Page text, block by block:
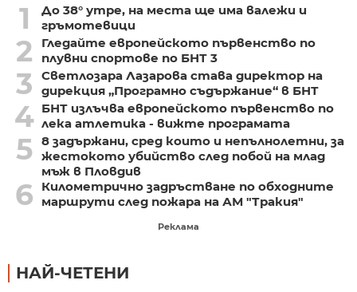
1
До 38° утре, на места ще има валежи и
гръмотевици
2
Гледайте европейското първенство по
плувни спортове по БНТ 3
3
Светлозара Лазарова става директор на
дирекция „Програмно съдържание“ в БНТ
4 БНТ излъчва европейското първенство по
лека атлетика - вижте програмата
5 8 задържани, сред които и непълнолетни, за
жестокото убийство след побой на млад
мъж в Пловдив
6
Километрично задръстване по обходните
маршрути след пожара на АМ "Тракия"
Реклама
НАЙ-ЧЕТЕНИ